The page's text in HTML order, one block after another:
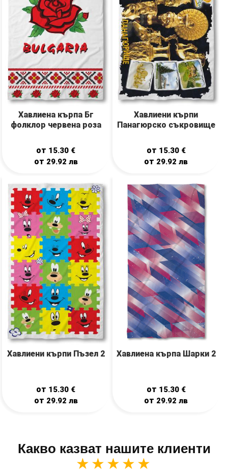
Хавлиена кърпа Бг
фолклор червенa роза
от 15.30 €
от 29.92 лв
Хавлиени кърпи
Панагюрско съкровище
от 15.30 €
от 29.92лв
Хавлиени кърпи Пъзел 2
от 15.30 €
от 29.92 лв
Хавлиена кърпа Шарки 2
от 15.30 €
от 29.92лв
Какво казват нашите клиенти
★★★★★